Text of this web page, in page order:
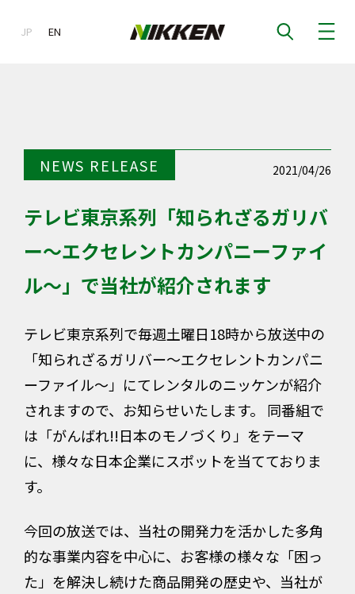
EN
JP EN
NEWS RELEASE 2021/04/26
テレビ東京系列「知られざるガリバ
ー～エクセレントカンパニーファイ
ル～」で当社が紹介されます
テレビ東京系列で毎週土曜日18時から放送中の
「知られざるガリバー～エクセレントカンパニ
ーファイル～」にてレンタルのニッケンが紹介
されますので、お知らせいたします。 同番組で
は「がんばれ!!日本のモノづくり」をテーマ
に、様々な日本企業にスポットを当てておりま
す。
今回の放送では、当社の開発力を活かした多角
的な事業内容を中心に、お客様の様々な「困っ
た」を解決し続けた商品開発の歴史や、当社が